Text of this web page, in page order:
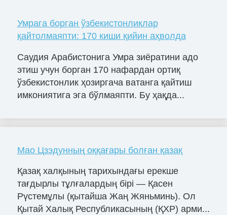
Умрага борган ўзбекистонликлар
қайтолмаяпти: 170 киши қийин аҳволда
Саудия Арабистонига Умра зиёратини адо
этиш учун борган 170 нафардан ортиқ
ўзбекистонлик ҳозиргача ватанга қайтиш
имкониятига эга бўлмаяпти. Бу ҳақда...
Мао Цзэдунның оққағары болған қазақ
Қазақ халқының тарихындағы ерекше
тағдырлы тұлғалардың бірі — Қасен
Рүстемұлы (қытайша Жаң Жяньминь). Ол
Қытай Халық Республикасының (ҚХР) арми...